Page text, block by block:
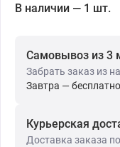
В наличии — 1 шт.
Самовывоз из 3
Забрать заказ из
Завтра — бесплатно
Курьерская
Доставка заказа